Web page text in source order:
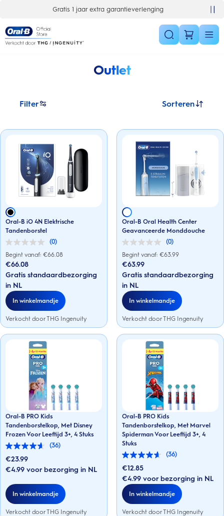
Gratis 1 jaar extra garantieverlenging
Outlet
Filter Sorteren
Oral-B iO 4N Elektrische
Tandenborstel
(0)
0.0
van
de
5
sterren.
Begint vanaf: €66.08
€66.08
Gratis standaardbezorging
in NL
In winkelmandje
Verkocht door THG Ingenuity
Oral-B Oral Health Center
Geavanceerde Monddouche
(0)
0.0
van
de
5
sterren.
Begint vanaf: €63.99
€63.99
Gratis standaardbezorging
in NL
In winkelmandje
Verkocht door THG Ingenuity
Oral-B PRO Kids
Tandenborstelkop, Met Disney
Frozen Voor Leeftijd 3+, 4 Stuks
(36)
4.6
van
5
36
beoordelingen
€23.99
€4.99 voor bezorging in NL
In winkelmandje
Verkocht door THG Ingenuity
Oral-B PRO Kids
Tandenborstelkop, Met Marvel
Spiderman Voor Leeftijd 3+, 4
Stuks
(36)
4.6
van
5
sterren.
36
beoordelingen
€12.85
€4.99 voor bezorging in NL
In winkelmandje
Verkocht door THG Ingenuity